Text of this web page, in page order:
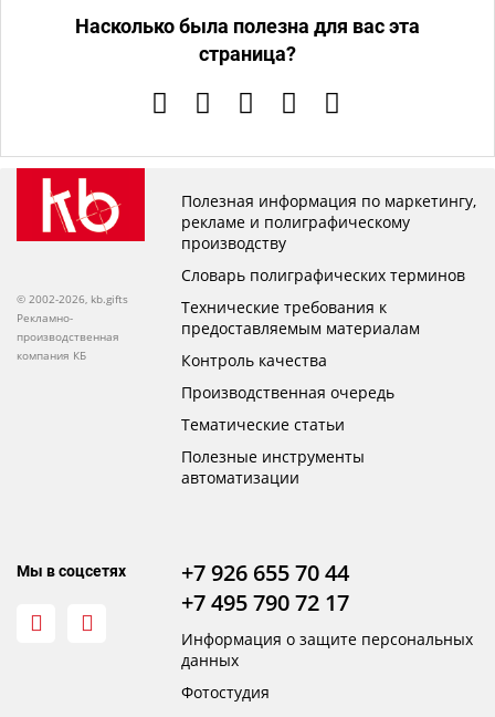
Насколько была полезна для вас эта
страница?
© 2002-2026, kb.gifts
Рекламно-
производственная
компания КБ
Полезная информация по маркетингу,
рекламе и полиграфическому
производству
Словарь полиграфических терминов
Технические требования к
предоставляемым материалам
Контроль качества
Производственная очередь
Тематические статьи
Полезные инструменты
автоматизации
Мы в соцсетях
+7 926 655 70 44
+7 495 790 72 17
Информация о защите персональных
данных
Фотостудия